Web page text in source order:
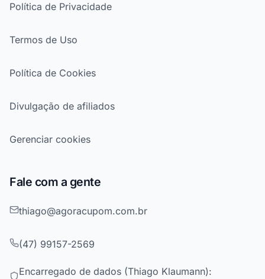
Política de Privacidade
Termos de Uso
Política de Cookies
Divulgação de afiliados
Gerenciar cookies
Fale com a gente
thiago@agoracupom.com.br
(47) 99157-2569
Encarregado de dados (Thiago Klaumann):